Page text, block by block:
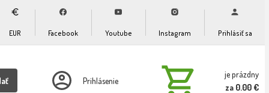
EUR Facebook Youtube Instagram Prihlásiť sa
Prihlásenie
je prázdny
za 0.00 €